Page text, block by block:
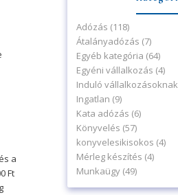
a
Ft
Adózás (118)
Átalányadózás (7)
Egyéb kategória (64)
Egyéni vállalkozás (4)
Induló vállalkozásoknak
Ingatlan (9)
Kata adózás (6)
Könyvelés (57)
konyvelesikisokos (4)
Mérleg készítés (4)
Munkaügy(49)